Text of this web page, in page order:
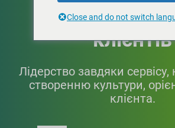
клієнтів
Лідерство завдяки сервісу,
створенню культури,
клієнта.
Close and do not switch